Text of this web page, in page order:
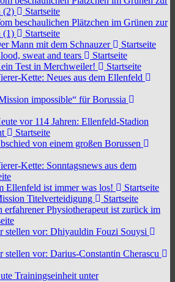
(2)
Startseite
beschaulichen Plätzchen im Grünen zur
(1)
Startseite
Mann mit dem Schnauzer
Startseite
sweat and tears
Startseite
Test in Merchweiler!
Startseite
Kette: Neues aus dem Ellenfeld
impossible“ für Borussia
vor 114 Jahren: Ellenfeld-Stadion
Startseite
von einem großen Borussen
Kette: Sonntagsnews aus dem
Ellenfeld ist immer was los!
Startseite
Titelverteidigung
Startseite
erfahrener Physiotherapeut ist zurück im
stellen vor: Dhiyauldin Fouzi Souysi
stellen vor: Darius-Constantin Cherascu
Trainingseinheit unter